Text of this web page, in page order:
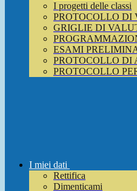
I progetti delle classi
PROTOCOLLO DI
GRIGLIE DI
ESAMI
PROTOCOLLO DI
PROTOCOLLO
I miei dati
Rettifica
Dimenticami